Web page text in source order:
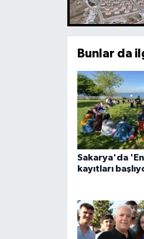
Bunlar da
Sakarya'da
kayıtları